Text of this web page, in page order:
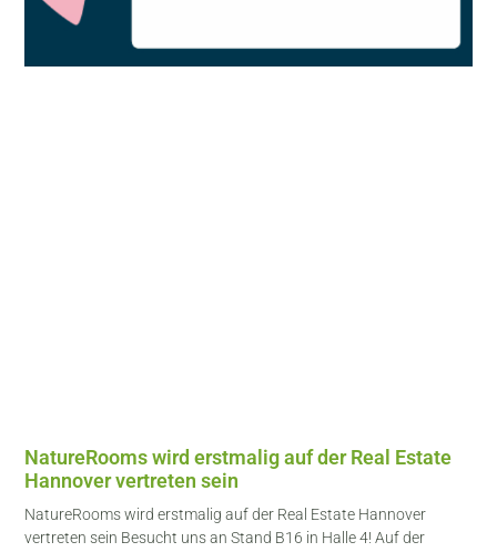
NatureRooms wird erstmalig auf der Real Estate
Hannover vertreten sein
NatureRooms wird erstmalig auf der Real Estate Hannover
vertreten sein Besucht uns an Stand B16 in Halle 4! Auf der